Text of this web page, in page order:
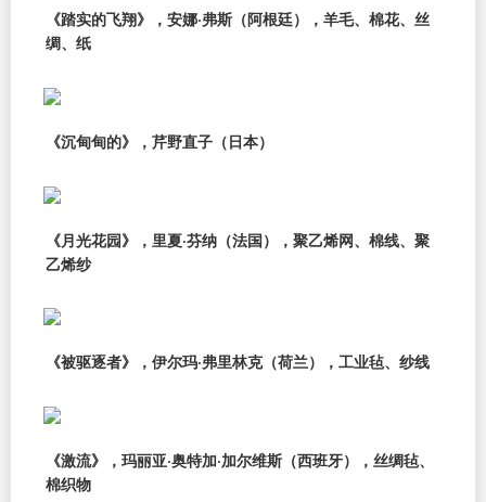
《踏实的飞翔》，安娜·弗斯（阿根廷），羊毛、棉花、丝
绸、纸
《沉甸甸的》，芹野直子（日本）
《月光花园》，里夏·芬纳（法国），聚乙烯网、棉线、聚
乙烯纱
《被驱逐者》，伊尔玛·弗里林克（荷兰），工业毡、纱线
《激流》，玛丽亚·奥特加·加尔维斯（西班牙），丝绸毡、
棉织物